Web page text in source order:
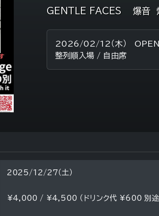
GENTLE FACES 爆音
2026/02/12（木）
整列順入場 / 自由席
2025/12/27（土）
¥4,000 / ¥4,500 （ドリンク代 ¥600 別途